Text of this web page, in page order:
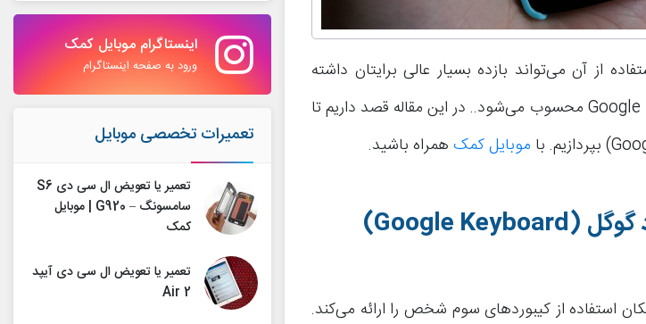
از آن می‌تواند بازده بسیار عالی برایتان داشته
باشد، گوگل کیبورد یا همان Google Keyboard محسوب می‌شود.. در این مقاله قصد داریم تا
موبایل کمک همراه باشید.
گوگل (Google Keyboard)
استفاده از کیبوردهای سوم شخص را ارائه می‌کند.
اینستاگرام موبایل کمک
ورود به صفحه اینستاگرام
تعمیرات تخصصی موبایل
تعمیر یا تعویض ال سی دی S6
سامسونگ – G920 | موبایل
کمک
تعمیر یا تعویض ال سی دی آیپد
Air 2